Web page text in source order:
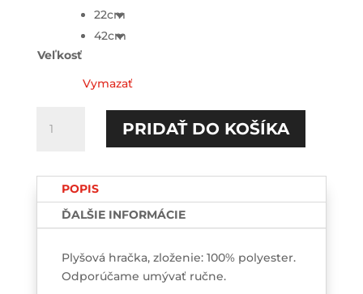
Veľkosť
22cm
42cm
Vymazať
Ďakujem,
mám
Plyšový
LEV
PRIDAŤ DO KOŠÍKA
POPIS
ĎALŠIE INFORMÁCIE
Plyšová hračka, zloženie: 100% polyester.
Odporúčame umývať ručne.